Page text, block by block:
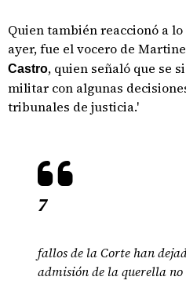
Quien también reaccionó a
ayer, fue el vocero de
Castro, quien señaló que se
militar con algunas
tribunales de justicia.'
7
fallos de la Corte han
admisión de la querella